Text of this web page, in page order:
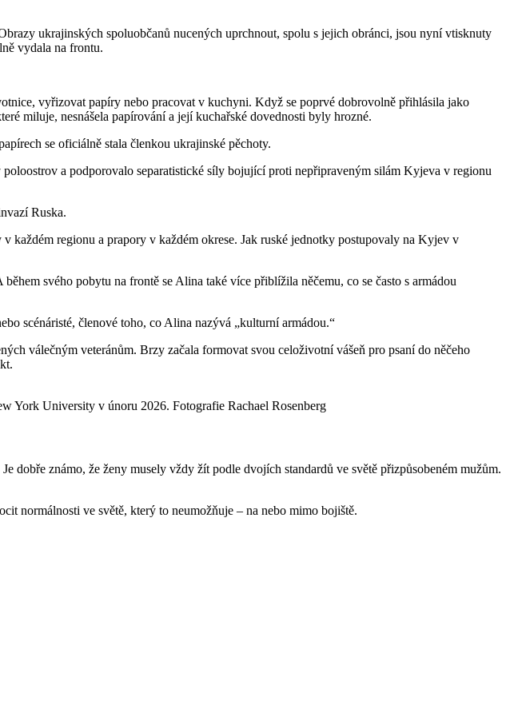
ukrajinských spoluobčanů nucených uprchnout, spolu s jejich obránci, jsou nyní vtisknuty
vydala na frontu.
vyřizovat papíry nebo pracovat v kuchyni. Když se poprvé dobrovolně přihlásila jako
miluje, nesnášela papírování a její kuchařské dovednosti byly hrozné.
se oficiálně stala členkou ukrajinské pěchoty.
a podporovalo separatistické síly bojující proti nepřipraveným silám Kyjeva v regionu
Ruska.
každém regionu a prapory v každém okrese. Jak ruské jednotky postupovaly na Kyjev v
svého pobytu na frontě se Alina také více přiblížila něčemu, co se často s armádou
scénáristé, členové toho, co Alina nazývá „kulturní armádou.“
válečným veteránům. Brzy začala formovat svou celoživotní vášeň pro psaní do něčeho
York University v únoru 2026. Fotografie Rachael Rosenberg
známo, že ženy musely vždy žít podle dvojích standardů ve světě přizpůsobeném mužům.
normálnosti ve světě, který to neumožňuje – na nebo mimo bojiště.